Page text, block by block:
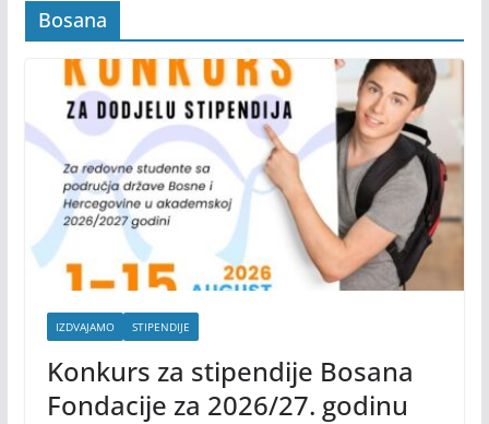
Bosana
IZDVAJAMO STIPENDIJE
Konkurs za stipendije Bosana
Fondacije za 2026/27. godinu